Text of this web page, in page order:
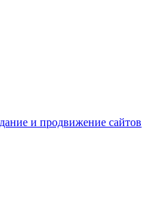
и продвижение сайтов